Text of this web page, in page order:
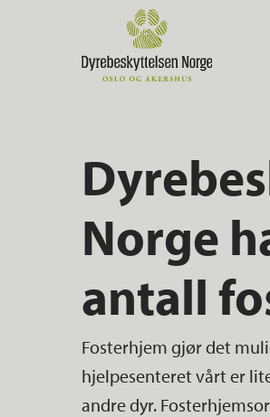
Norge
antall
Fosterhjem gjør det
hjelpesenteret vårt er
andre dyr.